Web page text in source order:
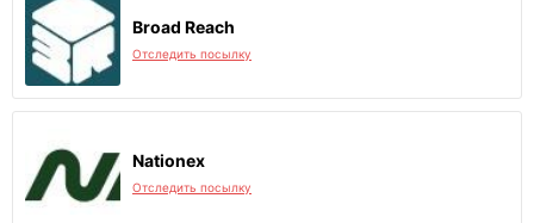
Broad Reach
Отследить посылку
Nationex
Отследить посылку